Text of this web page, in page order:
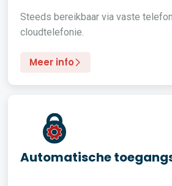
Steeds bereikbaar via vaste
cloudtelefonie.
Meer info
Automatische